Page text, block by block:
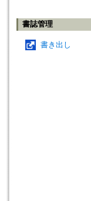
書誌管理
書き出し